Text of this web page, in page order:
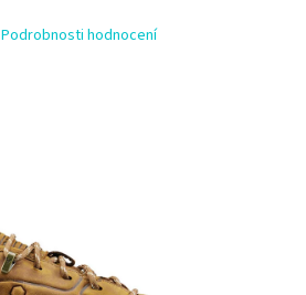
Podrobnosti hodnocení